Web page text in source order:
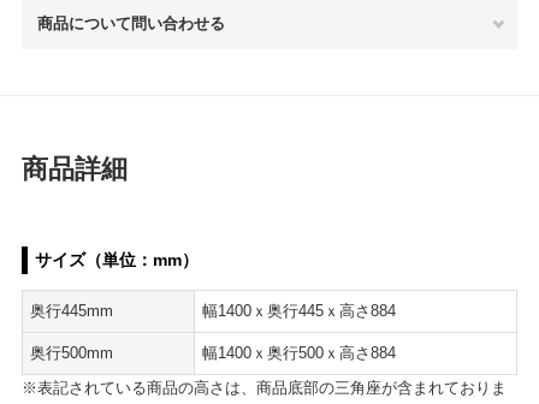
商品について問い合わせる
商品詳細
サイズ（単位：mm）
奥行445mm 幅1400ｘ奥行445ｘ高さ884
奥行500mm
幅1400ｘ奥行500ｘ高さ884
※表記されている商品の高さは、商品底部の三角座が含まれておりま